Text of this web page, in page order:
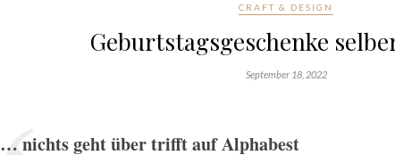
CRAFT & DESIGN
Geburtstagsgeschenke
September 18, 2022
… nichts geht über trifft auf Alphabest